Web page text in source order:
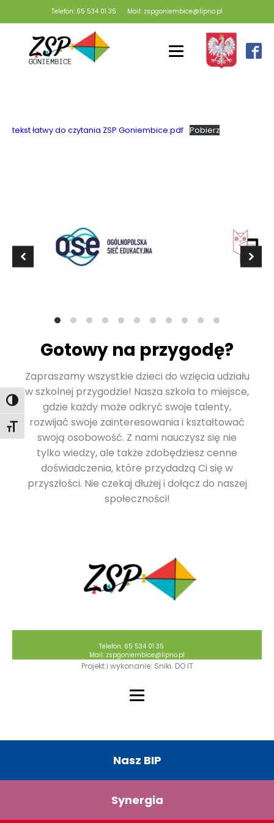
Toggle High Contrast
Toggle Font size
Telefon: 65 534 01 35 Mail: zspgoniembice@lipno.pl
tekst łatwy do czytania ZSP Goniembice.pdf Pobierz
Gotowy na przygodę?
Zapraszamy wszystkie dzieci do wzięcia udziału
w szkolnej przygodzie! Nasza szkoła to miejsce,
gdzie każdy może odkryć swoje talenty,
rozwijać swoje zainteresowania i kształtować
swoją osobowość. Z nami nauczysz się nie
tylko wiedzy, ale także zdobędziesz cenne
doświadczenia, które przydadzą Ci się w
przyszłości. Nie czekaj dłużej i dołącz do naszej
społeczności!
Telefon: 65 534 01 35
Mail: zspgoniembice@lipno.pl
Projekt i wykonanie: Sniki. DO IT
Nasz BIP
Synergia